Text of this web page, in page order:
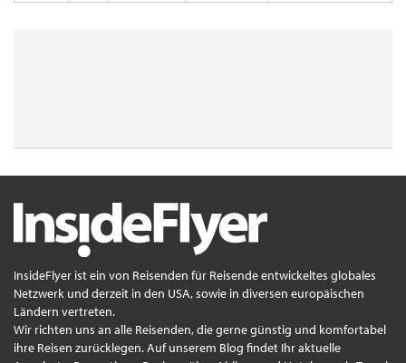
InsideFlyer ist ein von Reisenden für Reisende entwickeltes globales
Netzwerk und derzeit in den USA, sowie in diversen europäischen
Ländern vertreten.
Wir richten uns an alle Reisenden, die gerne günstig und komfortabel
ihre Reisen zurücklegen. Auf unserem Blog findet Ihr aktuelle